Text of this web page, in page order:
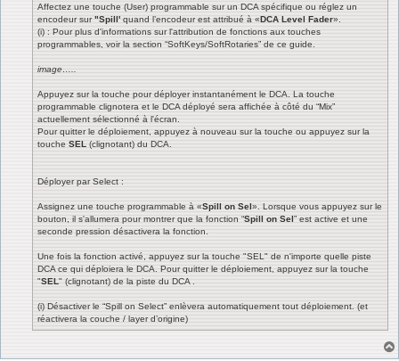
Affectez une touche (User) programmable sur un DCA spécifique ou réglez un
encodeur sur"Spill' quand l’encodeur est attribué à «DCA Level Fader».
(i) : Pour plus d'informations sur l'attribution de fonctions aux touches
programmables, voir la section “SoftKeys/SoftRotaries” de ce guide.
image…..
Appuyez sur la touche pour déployer instantanément le DCA. La touche
programmable clignotera et le DCA déployé sera affichée à côté du “Mix”
actuellement sélectionné à l'écran.
Pour quitter le déploiement, appuyez à nouveau sur la touche ou appuyez sur la
touche SEL (clignotant) du DCA.
Déployer par Select :
Assignez une touche programmable à «Spill on Sel». Lorsque vous appuyez sur le
bouton, il s'allumera pour montrer que la fonction “Spill on Sel” est active et une
seconde pression désactivera la fonction.
Une fois la fonction activé, appuyez sur la touche "SEL" de n'importe quelle piste
DCA ce qui déploiera le DCA. Pour quitter le déploiement, appuyez sur la touche
"SEL" (clignotant) de la piste du DCA .
(i) Désactiver le “Spill on Select” enlèvera automatiquement tout déploiement. (et
réactivera la couche / layer d’origine)